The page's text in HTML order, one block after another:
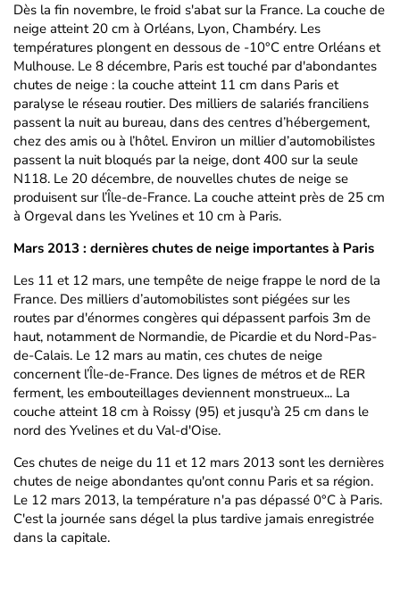
Dès la fin novembre, le froid s'abat sur la France. La couche de
neige atteint 20 cm à Orléans, Lyon, Chambéry. Les
températures plongent en dessous de -10°C entre Orléans et
Mulhouse. Le 8 décembre, Paris est touché par d'abondantes
chutes de neige : la couche atteint 11 cm dans Paris et
paralyse le réseau routier. Des milliers de salariés franciliens
passent la nuit au bureau, dans des centres d’hébergement,
chez des amis ou à l’hôtel. Environ un millier d’automobilistes
passent la nuit bloqués par la neige, dont 400 sur la seule
N118. Le 20 décembre, de nouvelles chutes de neige se
produisent sur l’Île-de-France. La couche atteint près de 25 cm
à Orgeval dans les Yvelines et 10 cm à Paris.
Mars 2013 : dernières chutes de neige importantes à Paris
Les 11 et 12 mars, une tempête de neige frappe le nord de la
France. Des milliers d’automobilistes sont piégées sur les
routes par d'énormes congères qui dépassent parfois 3m de
haut, notamment de Normandie, de Picardie et du Nord-Pas-
de-Calais. Le 12 mars au matin, ces chutes de neige
concernent l’Île-de-France. Des lignes de métros et de RER
ferment, les embouteillages deviennent monstrueux... La
couche atteint 18 cm à Roissy (95) et jusqu'à 25 cm dans le
nord des Yvelines et du Val-d'Oise.
Ces chutes de neige du 11 et 12 mars 2013 sont les dernières
chutes de neige abondantes qu'ont connu Paris et sa région.
Le 12 mars 2013, la température n'a pas dépassé 0°C à Paris.
C'est la journée sans dégel la plus tardive jamais enregistrée
dans la capitale.